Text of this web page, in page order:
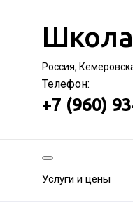
Россия,
Телефон:
+7 (960)
Услуги и цены